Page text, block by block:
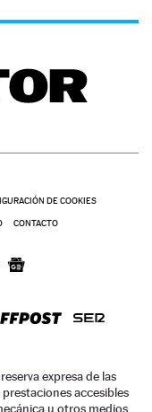
DE COOKIES
CONTACTO
expresa de las
accesibles
u otros medios